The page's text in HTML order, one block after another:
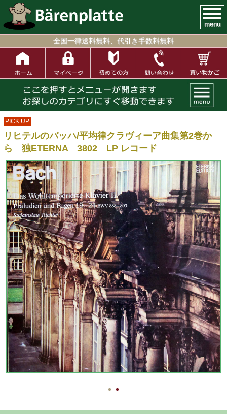
menu
全国一律送料無料、代引き手数料無料
PICK UP
リヒテルのバッハ/平均律クラヴィーア曲集第2巻か
ら 独ETERNA 3802 LP レコード